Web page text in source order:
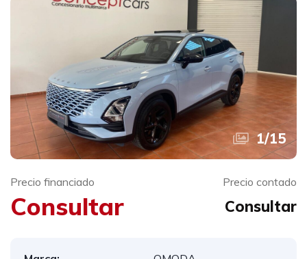
1/15
Precio financiado
Consultar
Precio contado
Consultar